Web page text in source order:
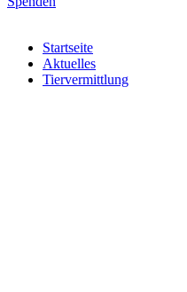
Startseite
Aktuelles
Tiervermittlung